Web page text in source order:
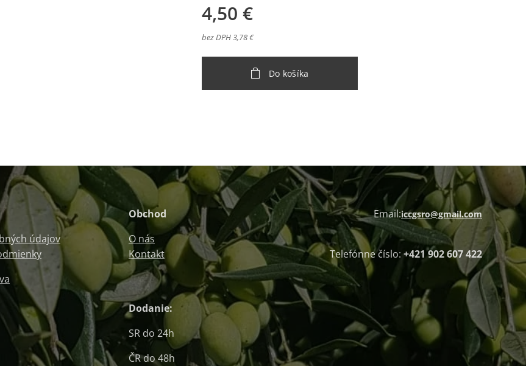
4,50 €
bez DPH 3,78 €
Do košíka
údajov
Obchod
O nás
Kontakt
Dodanie:
SR do 24h
ČR do 48h
Email:iccgsro@gmail.com
Telefónne číslo: +421 902 607 422